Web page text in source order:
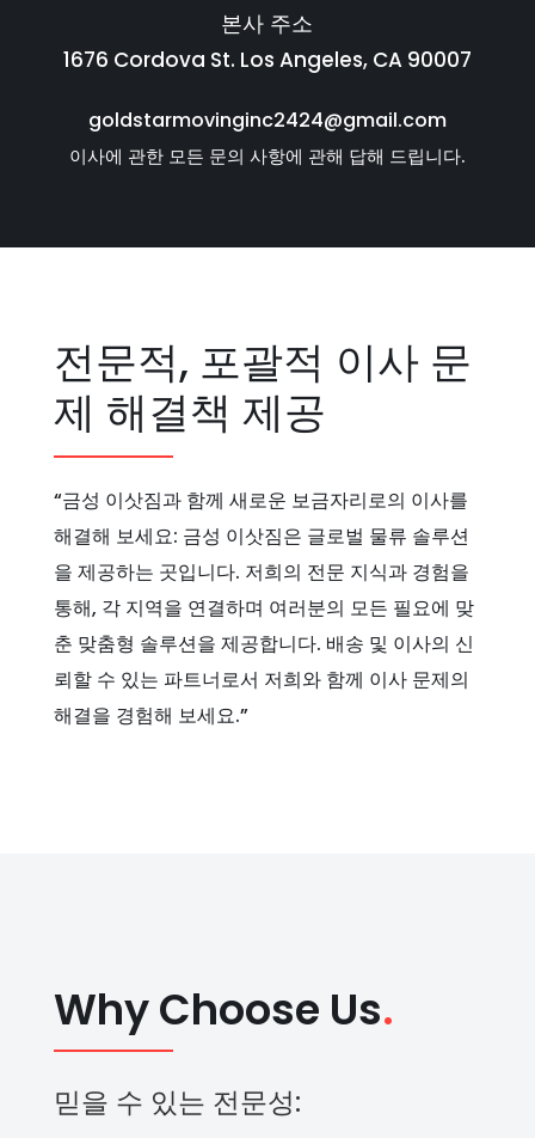
본사 주소
1676 Cordova St. Los Angeles, CA 90007
goldstarmovinginc2424@gmail.com
이사에 관한 모든 문의 사항에 관해 답해 드립니다.
전문적, 포괄적 이사 문
제 해결책 제공
“금성 이삿짐과 함께 새로운 보금자리로의 이사를
해결해 보세요: 금성 이삿짐은 글로벌 물류 솔루션
을 제공하는 곳입니다. 저희의 전문 지식과 경험을
통해, 각 지역을 연결하며 여러분의 모든 필요에 맞
춘 맞춤형 솔루션을 제공합니다. 배송 및 이사의 신
뢰할 수 있는 파트너로서 저희와 함께 이사 문제의
해결을 경험해 보세요.”
Why Choose Us.
믿을 수 있는 전문성: